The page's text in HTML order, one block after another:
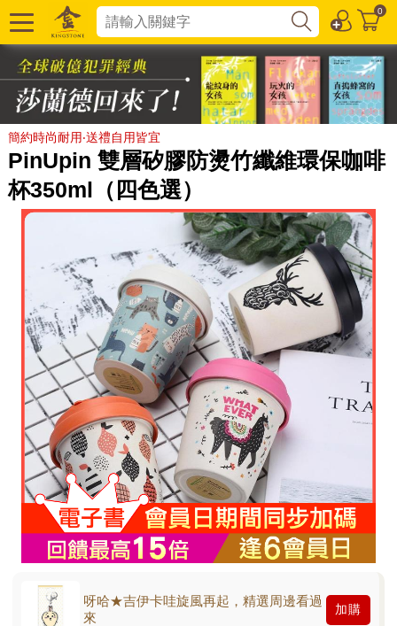
0
簡約時尚耐用‧送禮自用皆宜
PinUpin 雙層矽膠防燙竹纖維環保咖啡
杯350ml（四色選）
呀哈★吉伊卡哇旋風再起，精選周邊看過
來
加購